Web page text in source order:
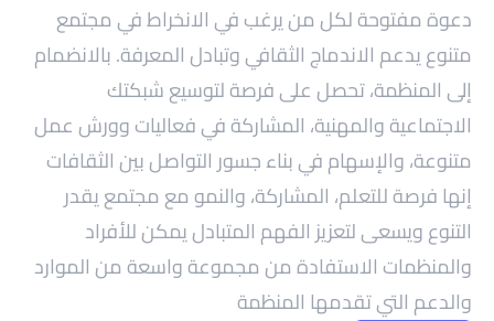
دعوة مفتوحة لكل من يرغب في الانخراط في مجتمع
متنوع يدعم الاندماج الثقافي وتبادل المعرفة. بالانضمام
إلى المنظمة، تحصل على فرصة لتوسيع شبكتك
الاجتماعية والمهنية، المشاركة في فعاليات وورش عمل
متنوعة، والإسهام في بناء جسور التواصل بين الثقافات
إنها فرصة للتعلم، المشاركة، والنمو مع مجتمع يقدر
التنوع ويسعى لتعزيز الفهم المتبادل يمكن للأفراد
والمنظمات الاستفادة من مجموعة واسعة من الموارد
والدعم التي تقدمها المنظمة